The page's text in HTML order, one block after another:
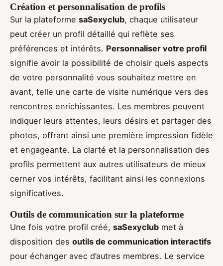
Création et personnalisation de profils
Sur la plateforme saSexyclub, chaque utilisateur
peut créer un profil détaillé qui reflète ses
préférences et intérêts. Personnaliser votre profil
signifie avoir la possibilité de choisir quels aspects
de votre personnalité vous souhaitez mettre en
avant, telle une carte de visite numérique vers des
rencontres enrichissantes. Les membres peuvent
indiquer leurs attentes, leurs désirs et partager des
photos, offrant ainsi une première impression fidèle
et engageante. La clarté et la personnalisation des
profils permettent aux autres utilisateurs de mieux
cerner vos intérêts, facilitant ainsi les connexions
significatives.
Outils de communication sur la plateforme
Une fois votre profil créé, saSexyclub met à
disposition des outils de communication interactifs
pour échanger avec d’autres membres. Le service